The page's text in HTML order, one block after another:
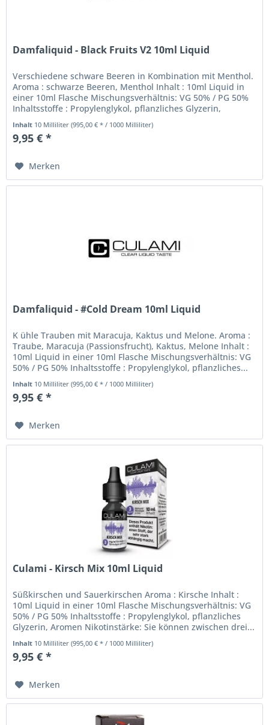
Damfaliquid - Black Fruits V2 10ml Liquid
Verschiedene schware Beeren in Kombination mit Menthol.
Aroma : schwarze Beeren, Menthol Inhalt : 10ml Liquid in
einer 10ml Flasche Mischungsverhältnis: VG 50% / PG 50%
Inhaltsstoffe : Propylenglykol, pflanzliches Glyzerin,
Aromen...
Inhalt 10 Milliliter(995,00 € * / 1000 Milliliter)
9,95 € *
Merken
Damfaliquid - #Cold Dream 10ml Liquid
K ühle Trauben mit Maracuja, Kaktus und Melone. Aroma :
Traube, Maracuja (Passionsfrucht), Kaktus, Melone Inhalt :
10ml Liquid in einer 10ml Flasche Mischungsverhältnis: VG
50% / PG 50% Inhaltsstoffe : Propylenglykol, pflanzliches...
Inhalt 10 Milliliter(995,00 € * / 1000 Milliliter)
9,95 € *
Merken
Culami - Kirsch Mix 10ml Liquid
Süßkirschen und Sauerkirschen Aroma : Kirsche Inhalt :
10ml Liquid in einer 10ml Flasche Mischungsverhältnis: VG
50% / PG 50% Inhaltsstoffe : Propylenglykol, pflanzliches
Glyzerin, Aromen Nikotinstärke: Sie können zwischen drei...
Inhalt 10 Milliliter(995,00 € * / 1000 Milliliter)
9,95 € *
Merken